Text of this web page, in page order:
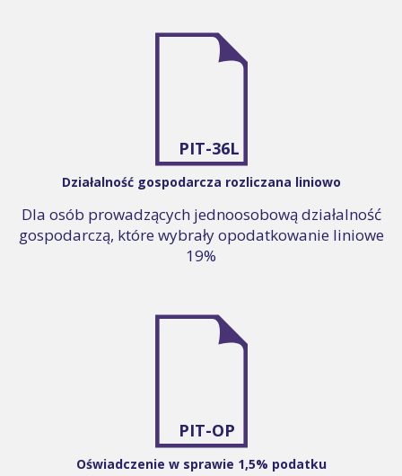
PIT-36L
Działalność gospodarcza rozliczana liniowo
Dla osób prowadzących jednoosobową działalność
gospodarczą, które wybrały opodatkowanie liniowe
19%
PIT-OP
Oświadczenie w sprawie 1,5% podatku